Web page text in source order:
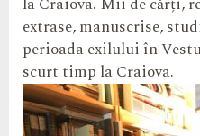
extrase, manuscrise,
perioada exilului în
scurt timp la Craiova.